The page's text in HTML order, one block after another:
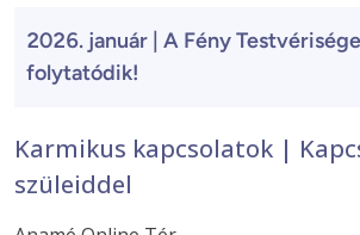
2026. január | A Fény
folytatódik!
Karmikus kapcsolatok |
szüleiddel